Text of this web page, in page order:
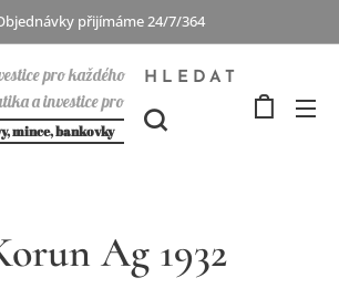
přijímáme 24/7/364
pro každého
a investice pro
mince, bankovky
HLEDAT
Ag 1932